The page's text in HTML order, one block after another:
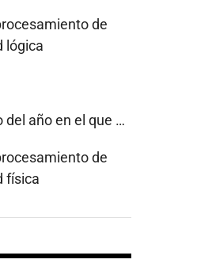
de
lógica
año en el que …
de
física